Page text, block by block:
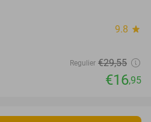
9.8 star
Regulier €29,55
€16,95